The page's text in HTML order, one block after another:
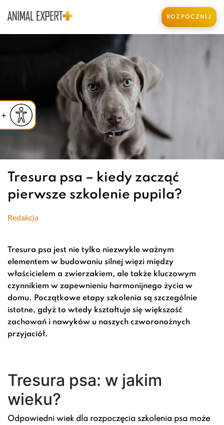
czcionkę
czcionka
Powiększ czcionkę
ROZPOCZNIJ
Tresura psa – kiedy zacząć
pierwsze szkolenie pupila?
Redakcja
Tresura psa jest nie tylko niezwykle ważnym
elementem w budowaniu silnej więzi między
właścicielem a zwierzakiem, ale także kluczowym
czynnikiem w zapewnieniu harmonijnego życia w
domu. Początkowe etapy szkolenia są szczególnie
istotne, gdyż to wtedy kształtuje się większość
zachowań i nawyków u naszych czworonożnych
przyjaciół.
Tresura psa: w jakim
wieku?
Odpowiedni wiek dla rozpoczęcia szkolenia psa może